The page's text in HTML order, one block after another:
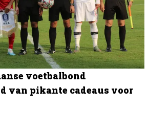
voetbalbond
van pikante cadeaus voor